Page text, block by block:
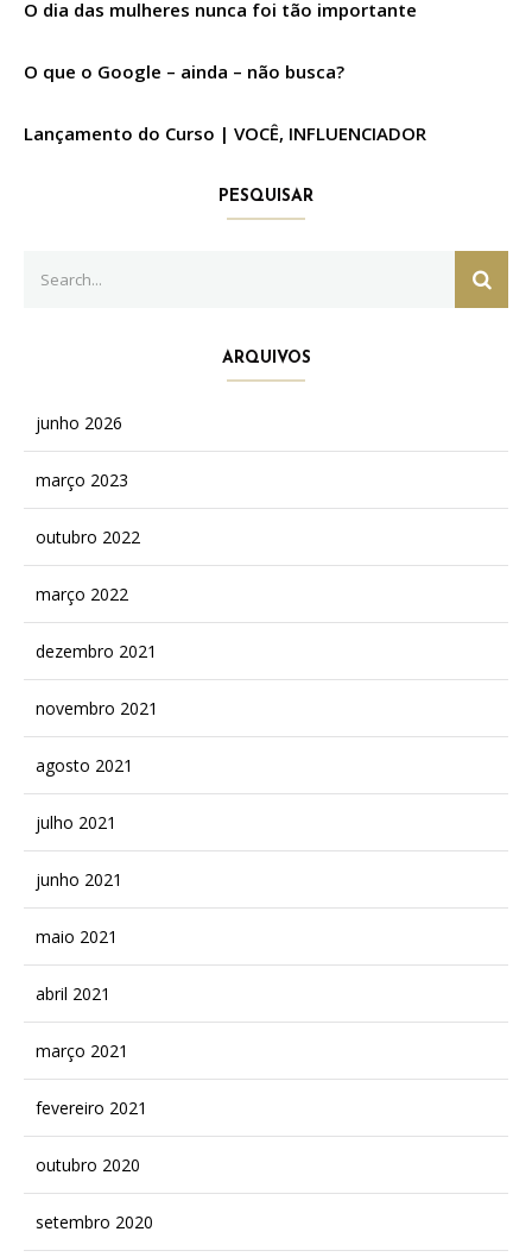
O dia das mulheres nunca foi tão importante
O que o Google – ainda – não busca?
Lançamento do Curso | VOCÊ, INFLUENCIADOR
PESQUISAR
for:
ARQUIVOS
junho 2026
março 2023
outubro 2022
março 2022
dezembro 2021
novembro 2021
agosto 2021
julho 2021
junho 2021
maio 2021
abril 2021
março 2021
fevereiro 2021
outubro 2020
setembro 2020